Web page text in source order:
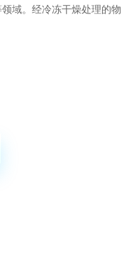
域。经冷冻干燥处理的物